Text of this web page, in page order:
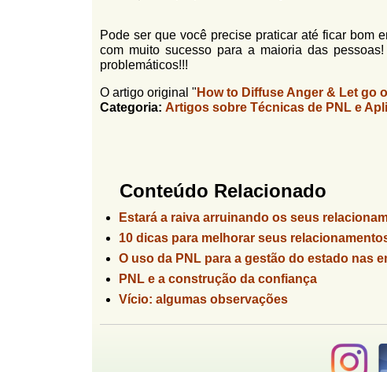
Pode ser que você precise praticar até ficar bom
com muito sucesso para a maioria das
problemáticos!!!
O artigo original " How to Diffuse Anger & Let go
Categoria: Artigos sobre Técnicas de PNL e
Conteúdo Relacionado
Estará a raiva arruinando os seus
10 dicas para melhorar seus
O uso da PNL para a gestão do estado nas
PNL e a construção da confiança
Vício: algumas observações